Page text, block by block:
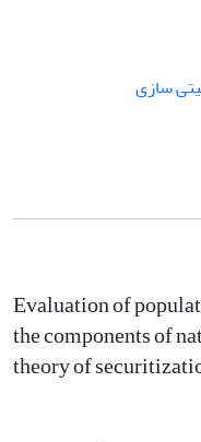
سازی
Evaluation of
the components of
theory of